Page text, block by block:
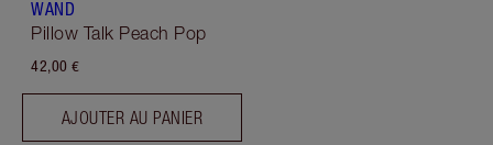
WAND
Pillow Talk Peach Pop
42,00 €
AJOUTER AU PANIER